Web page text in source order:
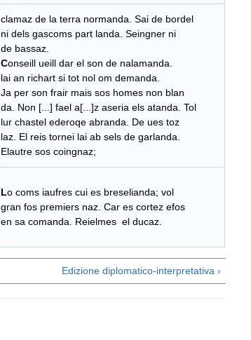
clamaz de la terra normanda. Sai de bordel
ni dels gascoms part landa. Seingner ni
de bassaz.
Conseill ueill dar el son de nalamanda.
lai an richart si tot nol om demanda.
Ja per son frair mais sos homes non blan
da. Non [...] fael a[...]z aseria els atanda. Tol
lur chastel ederoqe abranda. De ues toz
laz. El reis tornei lai ab sels de garlanda.
Elautre sos coingnaz;
Lo coms iaufres cui es breselianda; vol
gran fos premiers naz. Car es cortez efos
en sa comanda. Reielmes el ducaz.
Edizione diplomatico-interpretativa ›